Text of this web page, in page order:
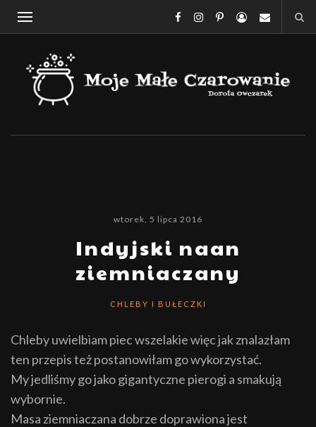
wtorek, 5 lipca 2016
Indyjski naan
ziemniaczany
CHLEBY I BUŁECZKI
Chleby uwielbiam piec wszelakie więc jak znalazłam
ten przepis też postanowiłam go wykorzystać.
My jedliśmy go jako gigantyczne pierogi a smakują
wybornie.
Masa ziemniaczana dobrze doprawiona jest